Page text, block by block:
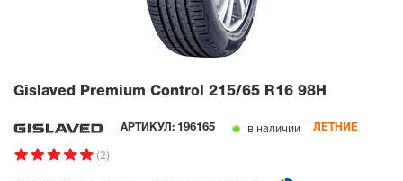
Gislaved Premium Control 215/65 R16 98H
АРТИКУЛ: 196165 в наличии ЛЕТНИЕ
(2)